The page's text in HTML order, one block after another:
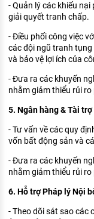
- Quản lý các khiếu
giải quyết tranh chấp.
- Điều phối công việc
các đội ngũ tranh tụng
và bảo vệ lợi ích của
- Đưa ra các khuyến
nhằm giảm thiểu rủi ro
5. Ngân hàng & Tài
- Tư vấn về các quy
vốn bất động sản và
- Đưa ra các khuyến
nhằm giảm thiểu rủi ro
6. Hỗ trợ Pháp lý Nội
- Theo dõi sát sao các